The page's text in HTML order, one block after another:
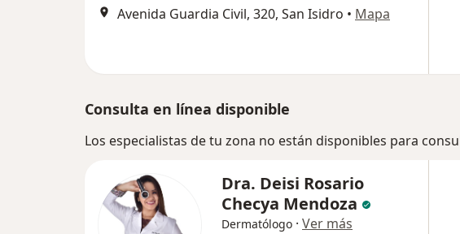
Avenida Guardia Civil, 320, San Isidro • Mapa
Consulta en línea disponible
Los especialistas de tu zona no están disponibles para
Dra. Deisi Rosario
Checya Mendoza
Dermatólogo · Ver más